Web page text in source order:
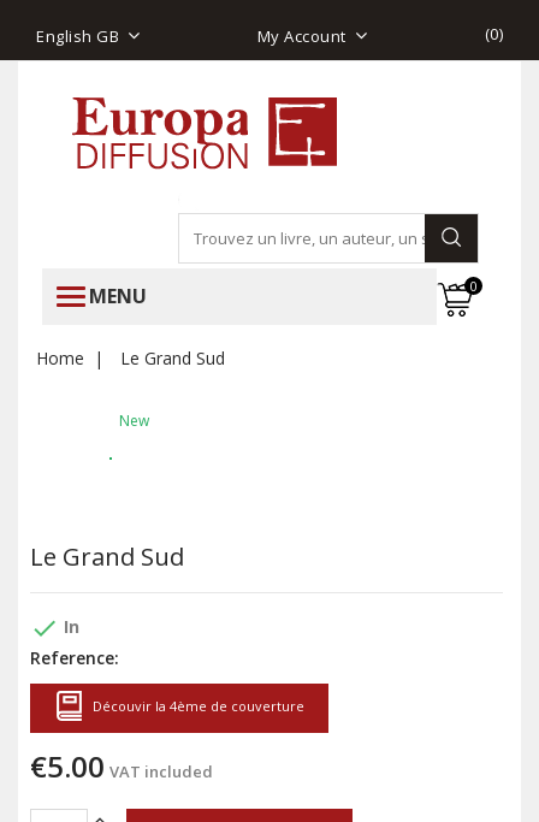
English GB My Account (0)
MENU 0
Home Le Grand Sud
New
Le Grand Sud
done In
Reference:
Découvir la 4ème de couverture
€5.00 VAT included